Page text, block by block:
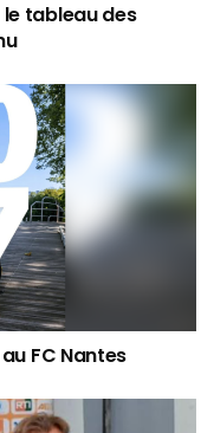
le tableau des
FC Nantes